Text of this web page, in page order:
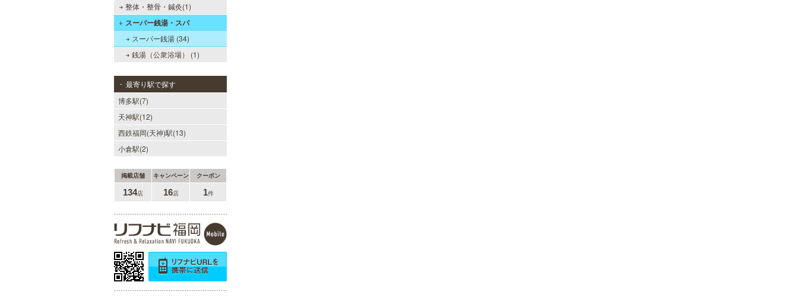
整体・整骨・鍼灸(1)
スーパー銭湯・スパ
スーパー銭湯 (34)
銭湯（公衆浴場） (1)
最寄り駅で探す
博多駅(7)
天神駅(12)
西鉄福岡(天神)駅(13)
小倉駅(2)
掲載店舗 キャンペーン クーポン
134店 16店 1件